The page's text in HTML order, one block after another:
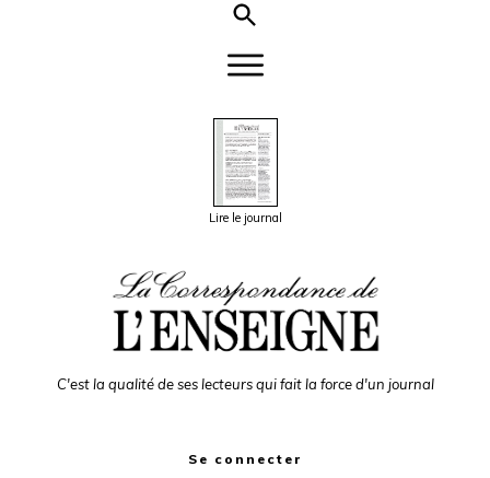
Lire le journal
C'est la qualité de ses lecteurs qui fait la force d'un journal
Se connecter